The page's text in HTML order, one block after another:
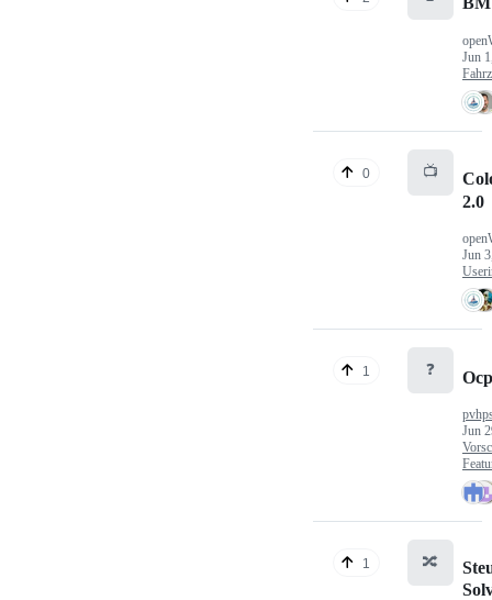
Jun
0 📺
2.0
Jun
1 ❓
Jun
1 🔀